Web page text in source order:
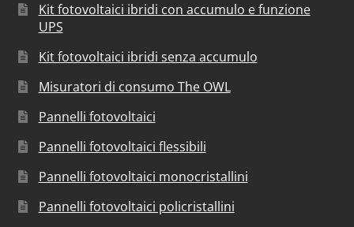
Kit fotovoltaici ibridi con accumulo e funzione
UPS
Kit fotovoltaici ibridi senza accumulo
Misuratori di consumo The OWL
Pannelli fotovoltaici
Pannelli fotovoltaici flessibili
Pannelli fotovoltaici monocristallini
Pannelli fotovoltaici policristallini